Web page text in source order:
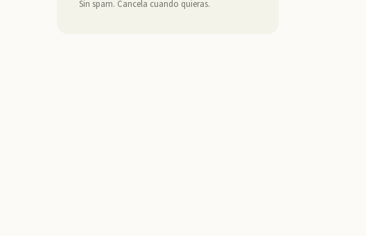
Sin spam. Cancela cuando quieras.